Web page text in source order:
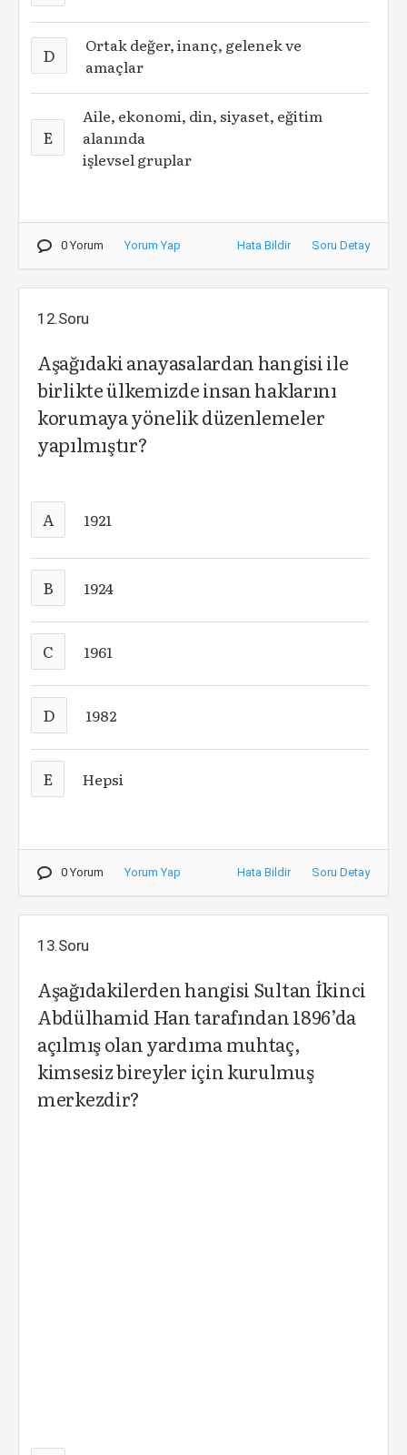
D
Ortak değer, inanç, gelenek ve
amaçlar
E
Aile, ekonomi, din, siyaset, eğitim
alanında
işlevsel gruplar
0 Yorum Yorum Yap Hata Bildir Soru Detay
12.Soru
Aşağıdaki anayasalardan hangisi ile
birlikte ülkemizde insan haklarını
korumaya yönelik düzenlemeler
yapılmıştır?
A 1921
B 1924
C 1961
D 1982
E Hepsi
0 Yorum Yorum Yap Hata Bildir Soru Detay
13.Soru
Aşağıdakilerden hangisi Sultan İkinci
Abdülhamid Han tarafından 1896’da
açılmış olan yardıma muhtaç,
kimsesiz bireyler için kurulmuş
merkezdir?